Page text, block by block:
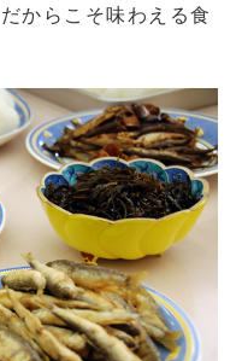
からこそ味わえる食